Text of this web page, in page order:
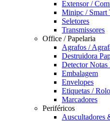
Extensor /
Minipc / Smart
Seletores
Transmissores
Office / Papelaria
Agrafos /
Destruidora
Detector Notas
Embalagem
Envelopes
Etiquetas /
Marcadores
Periféricos
Auscultadores